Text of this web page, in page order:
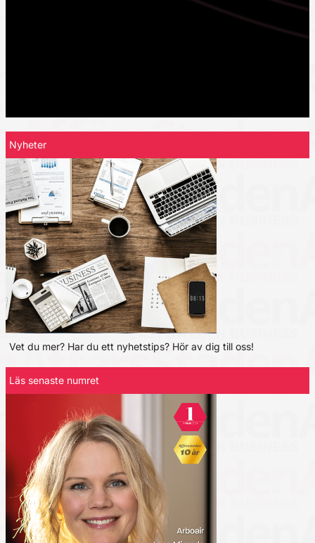
Nyheter
Vet du mer? Har du ett nyhetstips? Hör av dig till oss!
Läs senaste numret